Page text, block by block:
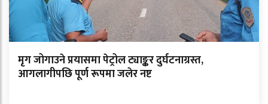
मृग जोगाउने प्रयासमा पेट्रोल ट्याङ्कर दुर्घटनाग्रस्त,
आगलागीपछि पूर्ण रूपमा जलेर नष्ट